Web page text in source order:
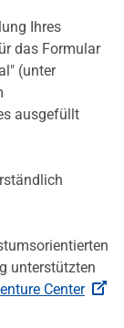
Ihres
das Formular
(unter
ausgefüllt
unterstützten
Center